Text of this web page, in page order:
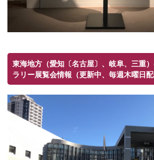
東海地方（愛知〔名古屋〕、岐阜、三重
ラリー展覧会情報（更新中、毎週木曜日配